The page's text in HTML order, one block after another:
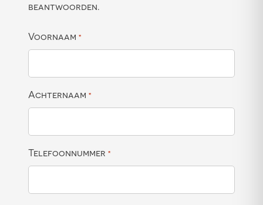
beantwoorden.
Voornaam *
Achternaam *
Telefoonnummer *